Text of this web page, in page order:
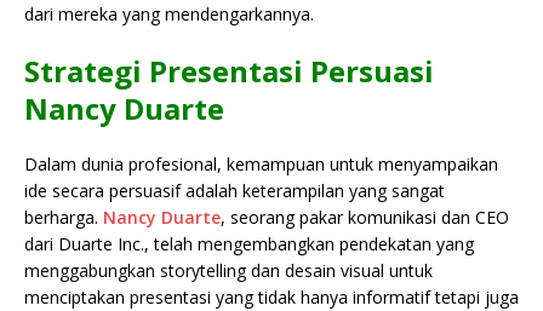
dari mereka yang mendengarkannya.
Strategi Presentasi Persuasi
Nancy Duarte
Dalam dunia profesional, kemampuan untuk menyampaikan
ide secara persuasif adalah keterampilan yang sangat
berharga. Nancy Duarte, seorang pakar komunikasi dan CEO
dari Duarte Inc., telah mengembangkan pendekatan yang
menggabungkan storytelling dan desain visual untuk
menciptakan presentasi yang tidak hanya informatif tetapi juga